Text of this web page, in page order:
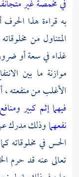
في مخمصة غير
به قراءة هذا
المتناول من
غذاء في سعة أو
موازنة ما بين
الأغلب من منفعته
فيهما إثم كبير ومنافع
نفعهماوذلك مدرك عن
الحس في مخلوقاته
تعالى عنه قد حرم